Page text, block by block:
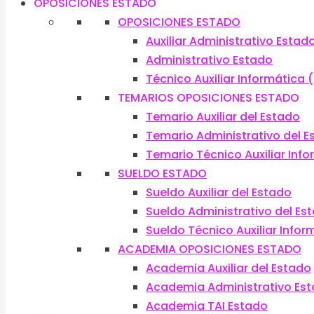
OPOSICIONES ESTADO
Auxiliar Administrativo
Administrativo Estado
Técnico Auxiliar Informática
TEMARIOS OPOSICIONES ESTADO
Temario Auxiliar del Estado
Temario Administrativo del
Temario Técnico Auxiliar
SUELDO ESTADO
Sueldo Auxiliar del Estado
Sueldo Administrativo del
Sueldo Técnico Auxiliar
ACADEMIA OPOSICIONES ESTADO
Academia Auxiliar del Estado
Academia Administrativo
Academia TAI Estado